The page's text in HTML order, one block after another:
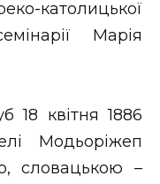
Марія
18 квітня 1886
Модьоріжеп
словацькою –